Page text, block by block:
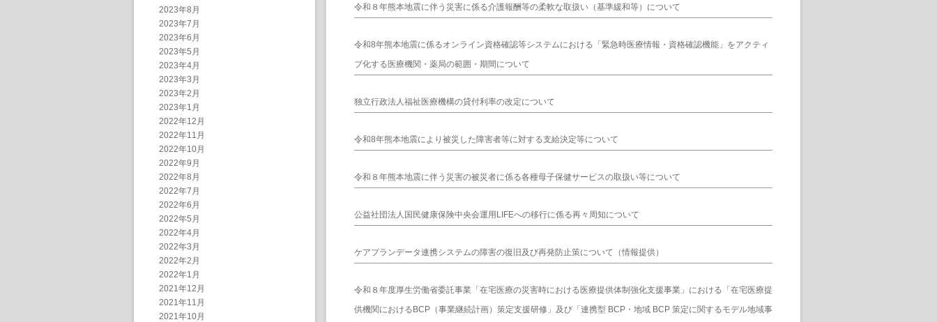
2023年8月
2023年7月
2023年6月
2023年5月
2023年4月
2023年3月
2023年2月
2023年1月
2022年12月
2022年11月
2022年10月
2022年9月
2022年8月
2022年7月
2022年6月
2022年5月
2022年4月
2022年3月
2022年2月
2022年1月
2021年12月
2021年11月
2021年10月
令和８年熊本地震に伴う災害に係る介護報酬等の柔軟な取扱い（基準緩和等）について
令和8年熊本地震に係るオンライン資格確認等システムにおける「緊急時医療情報・資格確認機能」をアクティ
ブ化する医療機関・薬局の範囲・期間について
独立行政法人福祉医療機構の貸付利率の改定について
令和8年熊本地震により被災した障害者等に対する支給決定等について
令和８年熊本地震に伴う災害の被災者に係る各種母子保健サービスの取扱い等について
公益社団法人国民健康保険中央会運用LIFEへの移行に係る再々周知について
ケアプランデータ連携システムの障害の復旧及び再発防止策について（情報提供）
令和８年度厚生労働省委託事業「在宅医療の災害時における医療提供体制強化支援事業」における「在宅医療提
供機関におけるBCP（事業継続計画）策定支援研修」及び「連携型 BCP・地域 BCP 策定に関するモデル地域事